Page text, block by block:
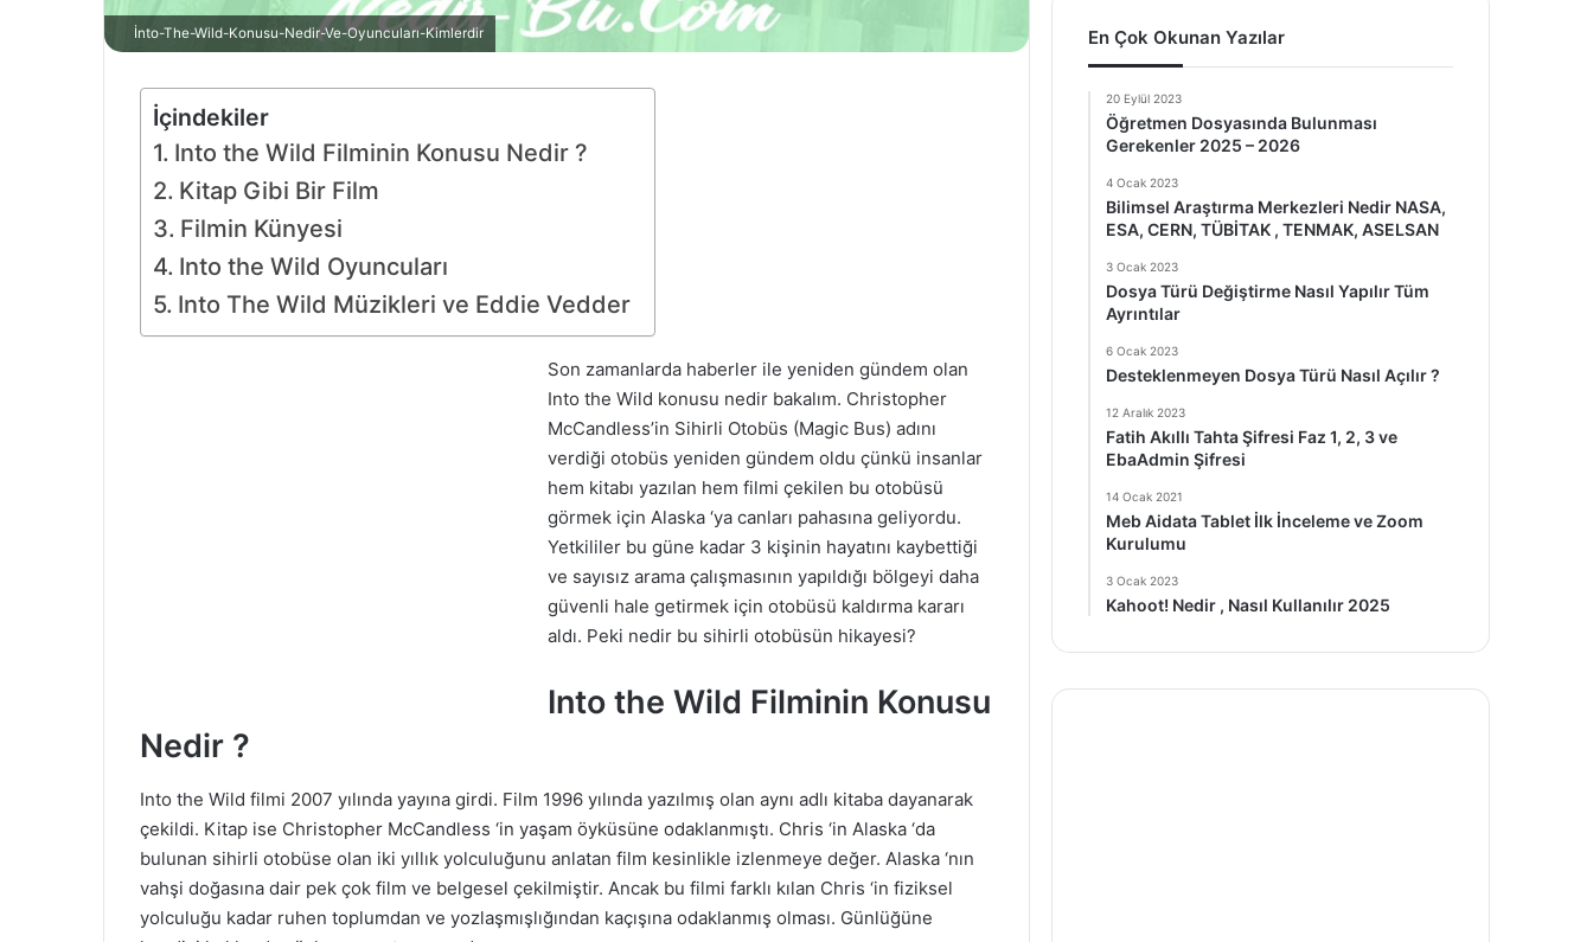
İnto-The-Wild-Konusu-Nedir-Ve-Oyuncuları-Kimlerdir
İçindekiler
Into the Wild Filminin Konusu Nedir ?
Kitap Gibi Bir Film
Filmin Künyesi
Into the Wild Oyuncuları
Into The Wild Müzikleri ve Eddie Vedder
Son zamanlarda haberler ile yeniden gündem olan
Into the Wild konusu nedir bakalım. Christopher
McCandless’in Sihirli Otobüs (Magic Bus) adını
verdiği otobüs yeniden gündem oldu çünkü insanlar
hem kitabı yazılan hem filmi çekilen bu otobüsü
görmek için Alaska ‘ya canları pahasına geliyordu.
Yetkililer bu güne kadar 3 kişinin hayatını kaybettiği
ve sayısız arama çalışmasının yapıldığı bölgeyi daha
güvenli hale getirmek için otobüsü kaldırma kararı
aldı. Peki nedir bu sihirli otobüsün hikayesi?
Into the Wild Filminin Konusu
Nedir ?
Into the Wild filmi 2007 yılında yayına girdi. Film 1996 yılında yazılmış olan aynı adlı kitaba dayanarak
çekildi. Kitap ise Christopher McCandless ‘in yaşam öyküsüne odaklanmıştı. Chris ‘in Alaska ‘da
bulunan sihirli otobüse olan iki yıllık yolculuğunu anlatan film kesinlikle izlenmeye değer. Alaska ‘nın
vahşi doğasına dair pek çok film ve belgesel çekilmiştir. Ancak bu filmi farklı kılan Chris ‘in fiziksel
yolculuğu kadar ruhen toplumdan ve yozlaşmışlığından kaçışına odaklanmış olması. Günlüğüne
En Çok Okunan Yazılar
20 Eylül 2023
Öğretmen Dosyasında Bulunması
Gerekenler 2025 – 2026
4 Ocak 2023
Bilimsel Araştırma Merkezleri Nedir NASA,
ESA, CERN, TÜBİTAK , TENMAK, ASELSAN
3 Ocak 2023
Dosya Türü Değiştirme Nasıl Yapılır Tüm
Ayrıntılar
6 Ocak 2023
Desteklenmeyen Dosya Türü Nasıl Açılır ?
12 Aralık 2023
Fatih Akıllı Tahta Şifresi Faz 1, 2, 3 ve
EbaAdmin Şifresi
14 Ocak 2021
Meb Aidata Tablet İlk İnceleme ve Zoom
Kurulumu
3 Ocak 2023
Kahoot! Nedir , Nasıl Kullanılır 2025